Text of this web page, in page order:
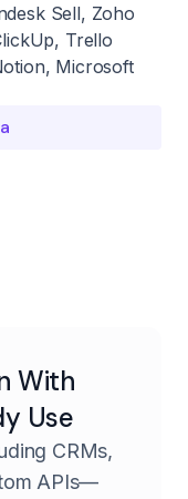
Sell, Zoho
Trello
Microsoft
With
Use
CRMs,
APIs—